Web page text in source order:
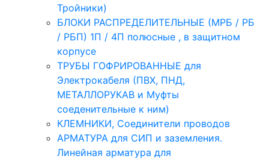
Тройники)
БЛОКИ РАСПРЕДЕЛИТЕЛЬНЫЕ (МРБ / РБ
/ РБП) 1П / 4П полюсные , в защитном
корпусе
ТРУБЫ ГОФРИРОВАННЫЕ для
Электрокабеля (ПВХ, ПНД,
МЕТАЛЛОРУКАВ и Муфты
соеденительные к ним)
КЛЕМНИКИ, Соединители проводов
АРМАТУРА для СИП и заземления.
Линейная арматура для